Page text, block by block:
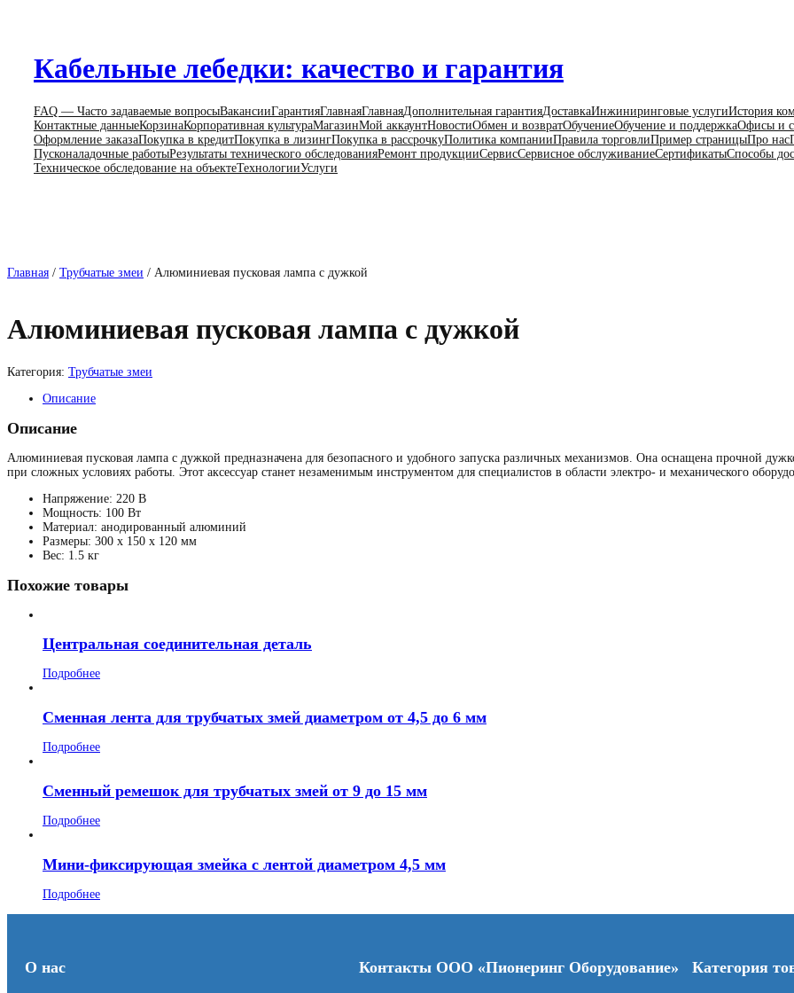
Кабельные лебедки: качество и гарантия
FAQ — Часто задаваемые вопросыВакансииГарантияГлавнаяГлавнаяДополнительная гарантияДоставкаИнжиниринговые услугиИстория
Контактные данныеКорзинаКорпоративная культураМагазинМой аккаунтНовостиОбмен и возвратОбучениеОбучение и поддержкаОфисы и
Оформление заказаПокупка в кредитПокупка в лизингПокупка в рассрочкуПолитика компанииПравила торговлиПример страницыПро нас
Пусконаладочные работыРезультаты технического обследованияРемонт продукцииСервисСервисное обслуживаниеСертификатыСпособы
Техническое обследование на объектеТехнологииУслуги
Главная / Трубчатые змеи / Алюминиевая пусковая лампа с дужкой
Алюминиевая пусковая лампа с дужкой
Категория: Трубчатые змеи
Описание
Описание
Алюминиевая пусковая лампа с дужкой предназначена для безопасного и удобного запуска различных механизмов. Она оснащена прочной
при сложных условиях работы. Этот аксессуар станет незаменимым инструментом для специалистов в области электро- и механического
Напряжение: 220 В
Мощность: 100 Вт
Материал: анодированный алюминий
Размеры: 300 x 150 x 120 мм
Вес: 1.5 кг
Похожие товары
Центральная соединительная деталь
Подробнее
Сменная лента для трубчатых змей диаметром от 4,5 до 6 мм
Подробнее
Сменный ремешок для трубчатых змей от 9 до 15 мм
Подробнее
Мини-фиксирующая змейка с лентой диаметром 4,5 мм
Подробнее
О нас Контакты ООО «Пионеринг Оборудование» Категория